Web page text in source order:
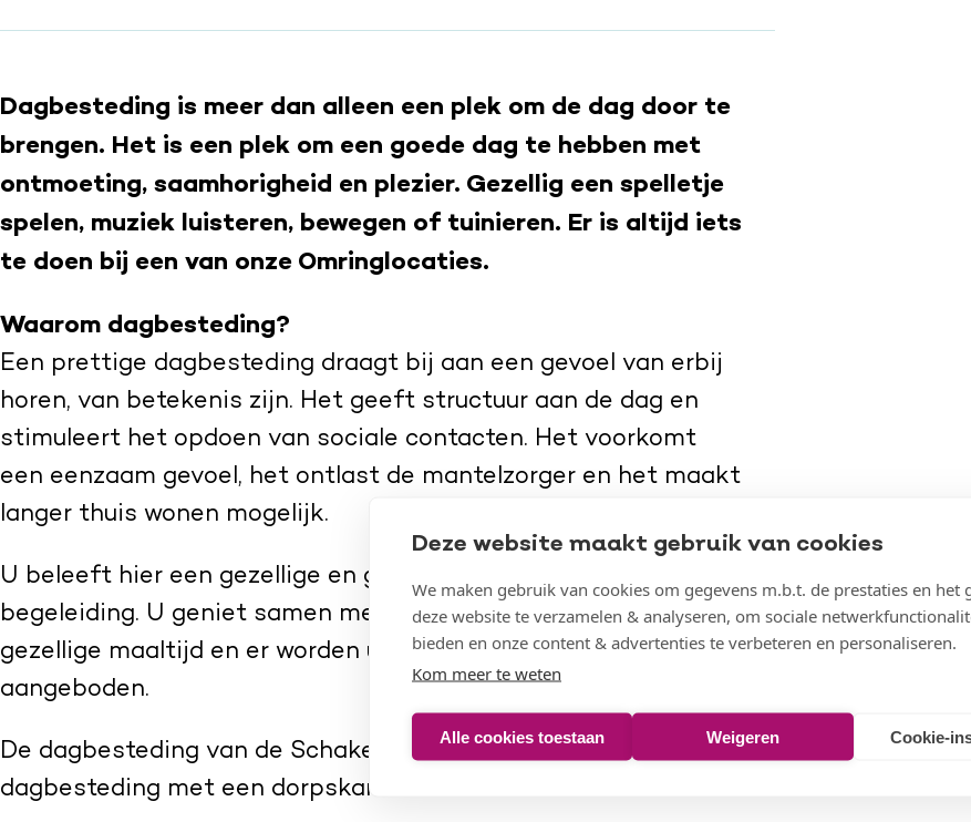
Deze website maakt gebruik van cookies
We maken gebruik van cookies om gegevens m.b.t. de prestaties en het
deze website te verzamelen & analyseren, om sociale
bieden en onze content & advertenties te verbeteren en personaliseren.
Kom meer te weten
Alle cookies toestaan Weigeren Cookie-
Dagbesteding is meer dan alleen een plek om de dag door te
brengen. Het is een plek om een goede dag te hebben met
ontmoeting, saamhorigheid en plezier. Gezellig een spelletje
spelen, muziek luisteren, bewegen of tuinieren. Er is altijd iets
te doen bij een van onze Omringlocaties.
Waarom dagbesteding?
Een prettige dagbesteding draagt bij aan een gevoel van erbij
horen, van betekenis zijn. Het geeft structuur aan de dag en
stimuleert het opdoen van sociale contacten. Het voorkomt
een eenzaam gevoel, het ontlast de mantelzorger en het maakt
langer thuis wonen mogelijk.
U beleeft hier een gezellige en goede dag onder deskundige
begeleiding. U geniet samen met de andere cliënten van een
gezellige maaltijd en er worden u verschillende activiteiten
aangeboden.
De dagbesteding van de Schakel is een kleinschalige
dagbesteding met een dorpskarakter.